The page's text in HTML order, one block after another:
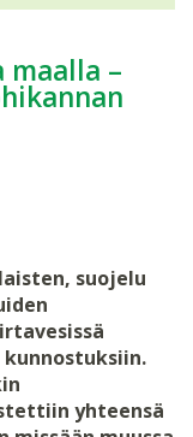
maalla –
suojelu
yhteensä